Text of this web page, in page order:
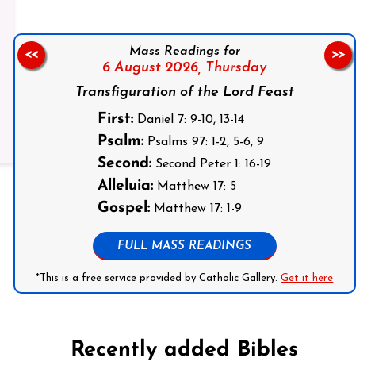
Mass Readings for
6 August 2026, Thursday
Transfiguration of the Lord Feast
First: Daniel 7: 9-10, 13-14
Psalm: Psalms 97: 1-2, 5-6, 9
Second: Second Peter 1: 16-19
Alleluia: Matthew 17: 5
Gospel: Matthew 17: 1-9
FULL MASS READINGS
*This is a free service provided by Catholic Gallery.Get it here
<< >>
Recently added Bibles